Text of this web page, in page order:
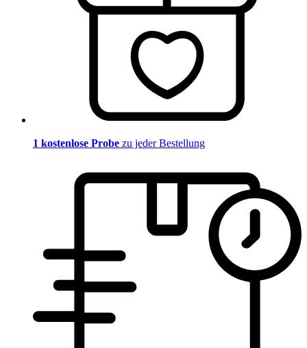
1 kostenlose Probe zu jeder Bestellung